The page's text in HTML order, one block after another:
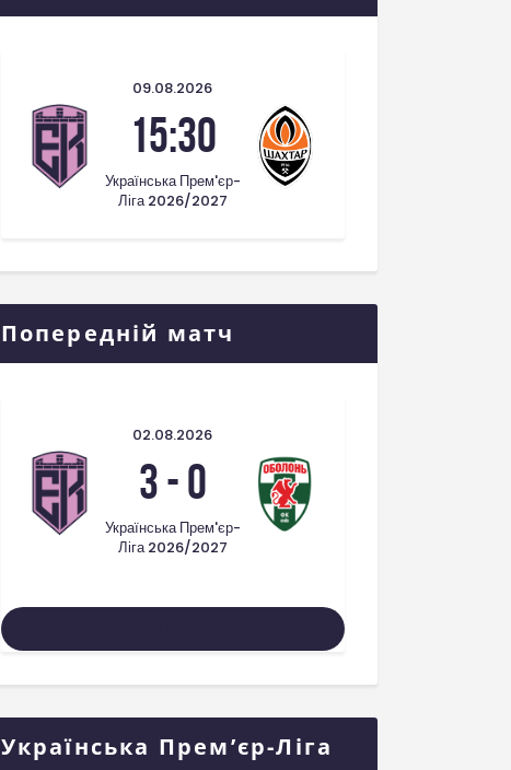
09.08.2026
15:30
Українська Прем'єр-
Ліга 2026/2027
Попередній матч
02.08.2026
3-0
Українська Прем'єр-
Ліга 2026/2027
Українська Прем’єр-Ліга